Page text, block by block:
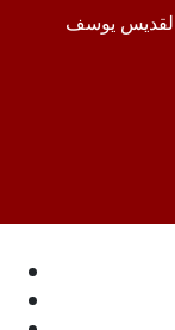
القديس يوسف